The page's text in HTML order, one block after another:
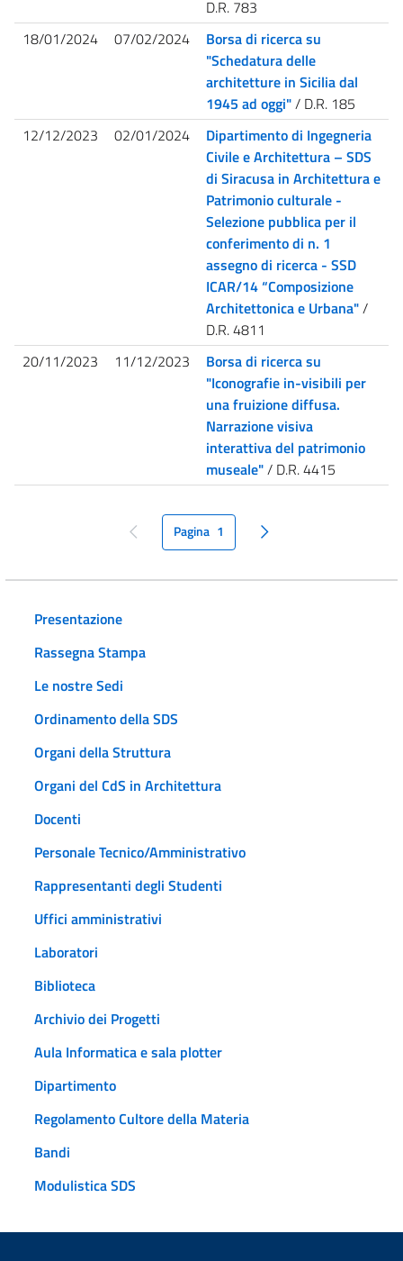
D.R. 783
18/01/2024
07/02/2024
Borsa di ricerca su
"Schedatura delle
architetture in Sicilia dal
1945 ad oggi"/ D.R. 185
12/12/2023
02/01/2024
Dipartimento di Ingegneria
Civile e Architettura – SDS
di Siracusa in Architettura e
Patrimonio culturale -
Selezione pubblica per il
conferimento di n. 1
assegno di ricerca - SSD
ICAR/14 “Composizione
Architettonica e Urbana"/
D.R. 4811
20/11/2023
11/12/2023
Borsa di ricerca su
"Iconografie in-visibili per
una fruizione diffusa.
Narrazione visiva
interattiva del patrimonio
museale"/ D.R. 4415
pagina precedente
Pagina 1 pagina seguente
Presentazione
Rassegna Stampa
Le nostre Sedi
Ordinamento della SDS
Organi della Struttura
Organi del CdS in Architettura
Docenti
Personale Tecnico/Amministrativo
Rappresentanti degli Studenti
Uffici amministrativi
Laboratori
Biblioteca
Archivio dei Progetti
Aula Informatica e sala plotter
Dipartimento
Regolamento Cultore della Materia
Bandi
Modulistica SDS